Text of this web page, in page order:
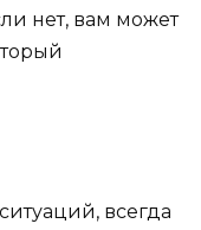
нет, вам может
всегда